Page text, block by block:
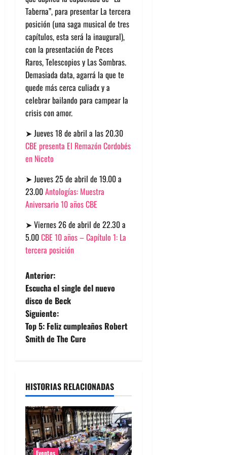
Taberna”, para presentar La tercera
posición (una saga musical de tres
capítulos, esta será la inaugural),
con la presentación de Peces
Raros,Telescopiosy Las Sombras.
Demasiada data, agarrá la que te
quede más cerca culiadx y a
celebrar bailando para campear la
crisis con amor.
➤ Jueves 18 de abril a las 20.30
CBE presenta El Remazón Cordobés
en Niceto
➤ Jueves 25 de abril de 19.00 a
23.00Antologías: Muestra
Aniversario 10 años CBE
➤ Viernes 26 de abril de 22.30 a
5.00CBE 10 años – Capítulo 1: La
tercera posición
N
a
v
e
a
c
i
ó
Anterior:
Escucha el single del nuevo
disco de Beck
Siguiente:
Top 5: Feliz cumpleaños Robert
Smith de The Cure
HISTORIAS RELACIONADAS
Eventos